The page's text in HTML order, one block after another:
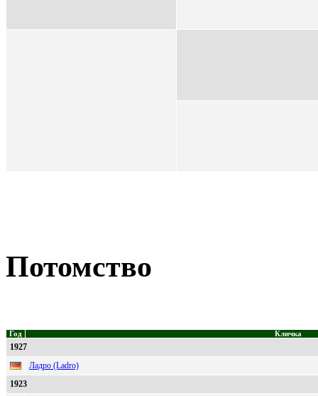
Потомство
Год Кличка
1927
Ладро (Ladro)
1923